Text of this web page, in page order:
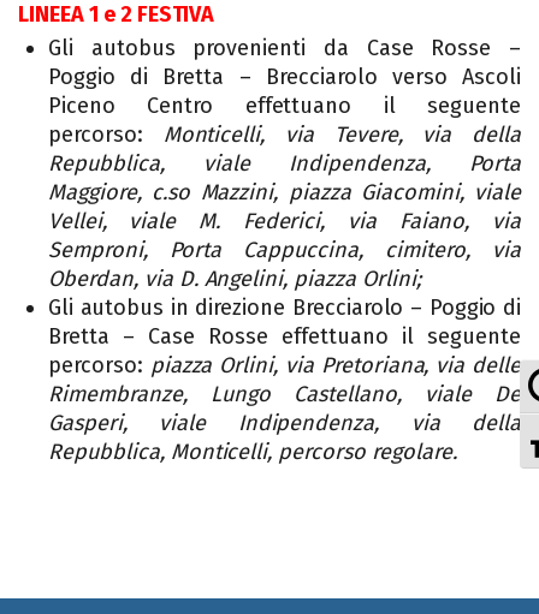
LINEEA 1 e 2 FESTIVA
Gli autobus provenienti da Case Rosse –
Poggio di Bretta – Brecciarolo verso Ascoli
Piceno Centro effettuano il seguente
percorso: Monticelli, via Tevere, via della
Repubblica, viale Indipendenza, Porta
Maggiore, c.so Mazzini, piazza Giacomini, viale
Vellei, viale M. Federici, via Faiano, via
Semproni, Porta Cappuccina, cimitero, via
Oberdan, via D. Angelini, piazza Orlini;
Gli autobus in direzione Brecciarolo – Poggio di
Bretta – Case Rosse effettuano il seguente
percorso: piazza Orlini, via Pretoriana, via delle
Rimembranze, Lungo Castellano, viale De
Gasperi, viale Indipendenza, via della
Repubblica, Monticelli, percorso regolare.